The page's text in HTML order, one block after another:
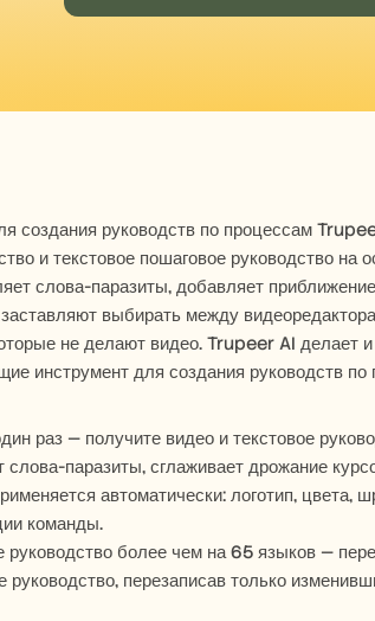
создания руководств по процессам
и текстовое пошаговое руководство
слова-паразиты, добавляет
выбирать между
не делают видео. Trupeer AI делает
инструмент для создания руководств
раз — получите видео и текстовое
паразиты, сглаживает дрожание
автоматически: логотип,
команды.
руководство более чем на 65 языков —
руководство, перезаписав только